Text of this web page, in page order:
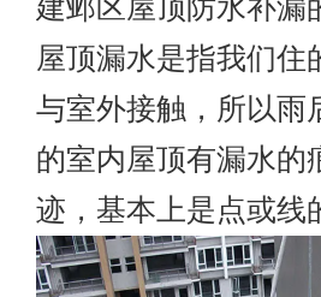
建邺区屋顶防水补漏
屋顶漏水是指我们住
与室外接触，所以雨
的室内屋顶有漏水的
迹，基本上是点或线